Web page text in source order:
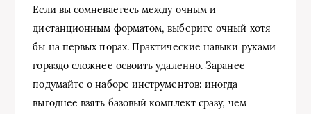
Если вы сомневаетесь между очным и
дистанционным форматом, выберите очный хотя
бы на первых порах. Практические навыки руками
гораздо сложнее освоить удаленно. Заранее
подумайте о наборе инструментов: иногда
выгоднее взять базовый комплект сразу, чем